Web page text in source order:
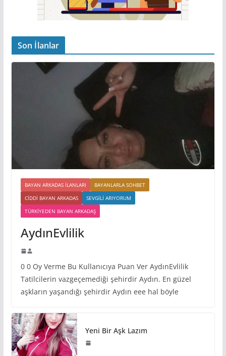
Son İlanlar
BAYAN ARKADAS ILANLARI
BAYANLARLA SOHBET
CIDDI BAYAN ARKADAS
SEVGILI ARIYORUM
TÜRKIYEDEN BAYAN ARKADAŞ
AydınEvlilik
0 0 Oy Verme Bu Kullanıcıya Puan Ver AydınEvlilik
Tatilcilerin vazgeçemediği şehirdir Aydın. En güzel
aşkların yaşandığı şehirdir Aydın eee hal böyle
Yeni Bir Aşk Lazım